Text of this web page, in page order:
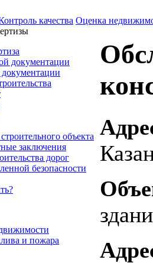
качества Оценка
документации
объекта
заключения
дорог
безопасности
и пожара